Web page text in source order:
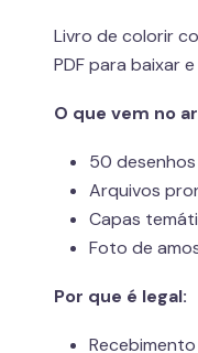
Livro de colorir
PDF para baixar
O que vem no
50
Arquivos
Capas
Foto de
Por que é legal: